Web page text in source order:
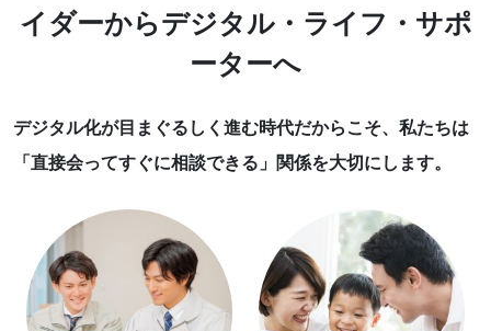
イダーからデジタル・ライフ・サポ
ーターへ
デジタル化が目まぐるしく進む時代だからこそ、 私たちは
「直接会ってすぐに相談できる」関係を大切にします。